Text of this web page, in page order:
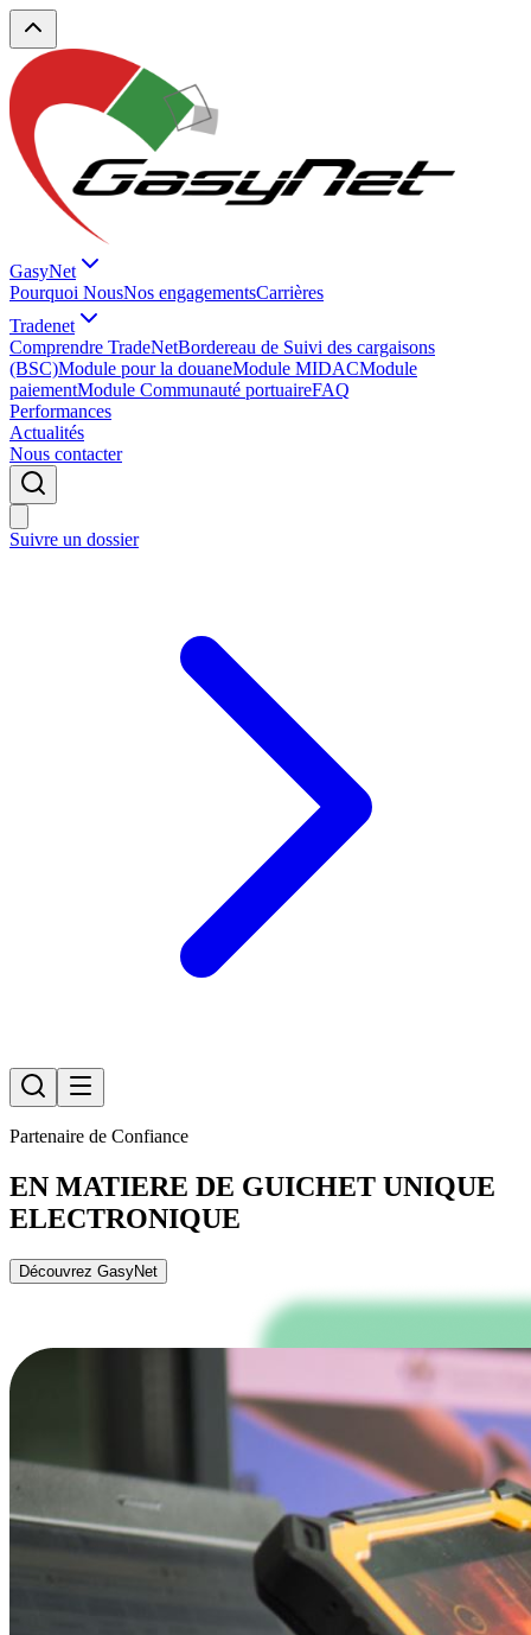
GasyNet
Pourquoi NousNos engagementsCarrières
Tradenet
Comprendre TradeNetBordereau de Suivi des cargaisons
(BSC)Module pour la douaneModule MIDACModule
paiementModule Communauté portuaireFAQ
Performances
Actualités
Nous contacter
Suivre un dossier
Partenaire de Confiance
EN MATIERE DE GUICHET UNIQUE
ELECTRONIQUE
Découvrez GasyNet